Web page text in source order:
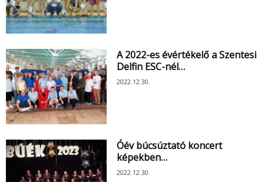
A 2022-es évértékelő a Szentesi
Delfin ESC-nél…
2022.12.30.
Óév búcsúztató koncert
képekben…
2022.12.30.